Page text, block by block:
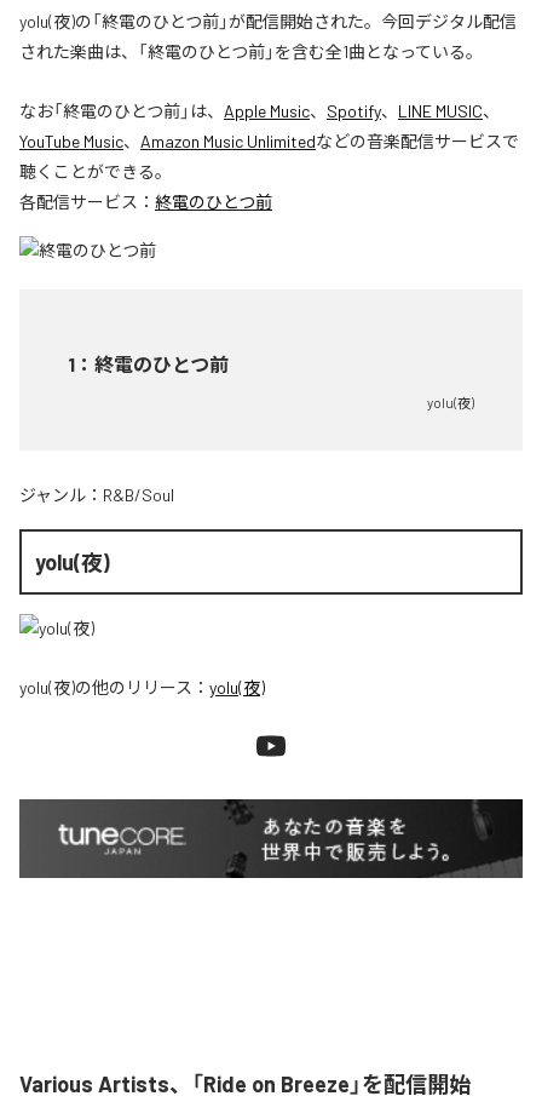
yolu(夜)の「終電のひとつ前」が配信開始された。今回デジタル配信
された楽曲は、「終電のひとつ前」を含む全1曲となっている。
なお「終電のひとつ前」は、 Apple Music、 Spotify、 LINE MUSIC、
YouTube Music、 Amazon Music Unlimitedなどの音楽配信サービスで
聴くことができる。
各配信サービス： 終電のひとつ前
1 ： 終電のひとつ前
yolu(夜)
ジャンル： R&B/Soul
yolu(夜)
yolu(夜)の他のリリース： yolu(夜)
Various Artists、「Ride on Breeze」を配信開始